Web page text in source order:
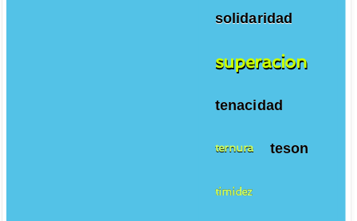
solidaridad
superacion
tenacidad
ternura teson
timidez